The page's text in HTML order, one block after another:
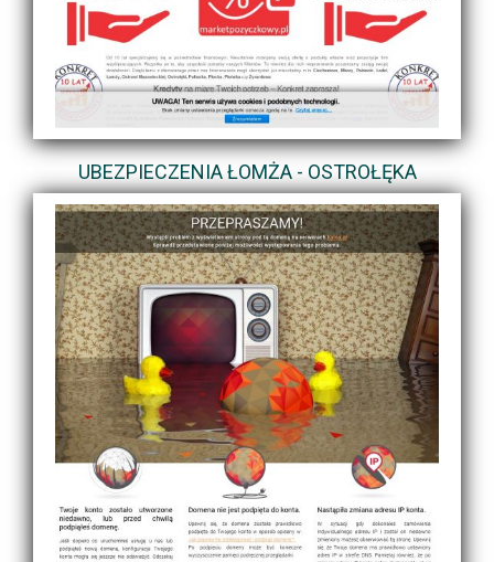
UBEZPIECZENIA ŁOMŻA - OSTROŁĘKA